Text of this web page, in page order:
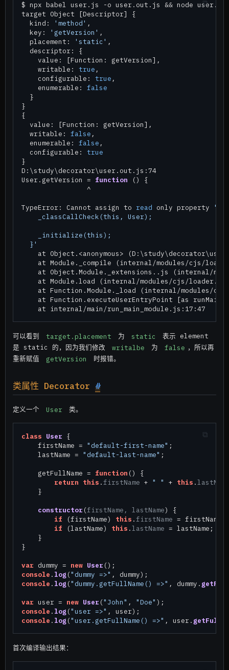
$ npx babel user.js -o user.out.js && node
target Object [Descriptor] {
  kind:
'method' ,
  key:
'getVersion' ,
  placement:
'static' ,
  descriptor: {
    value: [Function: getVersion],
    writable:
true ,
    configurable:
true ,
    enumerable:
false
  }
}
{
  value: [Function: getVersion],
  writable:
false ,
  enumerable:
false ,
  configurable:
true
}
D:\study\decorator\user.out.js:74
User.getVersion = function () {
                ^
TypeError: Cannot assign to read only property
    _classCallCheck(this, User);
    _initialize(this);
  }'
at Object.<anonymous>
at Module._compile (internal/modules/cjs/
at Object.Module._extensions..js (internal/
at Module.load (internal/modules/cjs/
at Function.Module._load (internal/modules/
at Function.executeUserEntryPoint [as
可以看到 target.placement 为 static
表示 element
是 static 的，因为我们修改
writalbe 为 false ，所以再
重新赋值
getVersion 时报错。
类属性 Decorator #
定义一个 User 类。
class User {
    firstName =
"default-first-name" ;
    lastName =
"default-last-name" ;
    getFullName =
function () {
return
this .firstName + " " + this .
    }
constructor (firstName, lastName) {
if (firstName) this .firstName = firstName;
if (lastName) this .lastName = lastName;
    }
}
var dummy = new User
console . log("dummy =>"
console . log("dummy.getFullName() =>" , dummy.
var user = new User ("John" , "Doe"
console . log("user =>"
console . log("user.getFullName() =>" , user.
首次编译输出结果：